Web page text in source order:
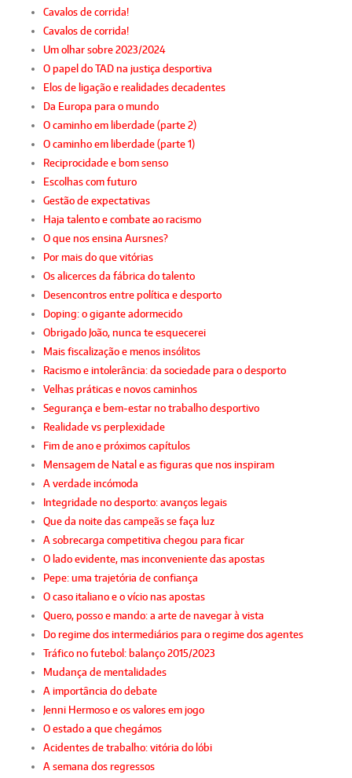
Cavalos de corrida!
Cavalos de corrida!
Um olhar sobre 2023/2024
O papel do TAD na justiça desportiva
Elos de ligação e realidades decadentes
Da Europa para o mundo
O caminho em liberdade (parte 2)
O caminho em liberdade (parte 1)
Reciprocidade e bom senso
Escolhas com futuro
Gestão de expectativas
Haja talento e combate ao racismo
O que nos ensina Aursnes?
Por mais do que vitórias
Os alicerces da fábrica do talento
Desencontros entre política e desporto
Doping: o gigante adormecido
Obrigado João, nunca te esquecerei
Mais fiscalização e menos insólitos
Racismo e intolerância: da sociedade para o desporto
Velhas práticas e novos caminhos
Segurança e bem-estar no trabalho desportivo
Realidade vs perplexidade
Fim de ano e próximos capítulos
Mensagem de Natal e as figuras que nos inspiram
A verdade incómoda
Integridade no desporto: avanços legais
Que da noite das campeãs se faça luz
A sobrecarga competitiva chegou para ficar
O lado evidente, mas inconveniente das apostas
Pepe: uma trajetória de confiança
O caso italiano e o vício nas apostas
Quero, posso e mando: a arte de navegar à vista
Do regime dos intermediários para o regime dos agentes
Tráfico no futebol: balanço 2015/2023
Mudança de mentalidades
A importância do debate
Jenni Hermoso e os valores em jogo
O estado a que chegámos
Acidentes de trabalho: vitória do lóbi
A semana dos regressos